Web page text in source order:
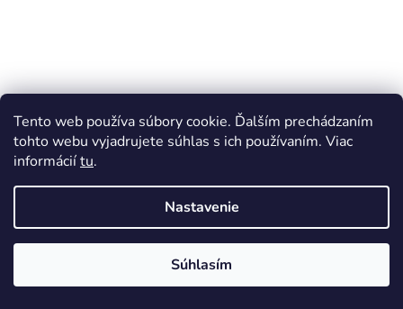
Tento web používa súbory cookie. Ďalším prechádzaním
tohto webu vyjadrujete súhlas s ich používaním. Viac
informáciítu.
Nastavenie
Súhlasím
Sklenený klubový tanier so zlatým lemom (podtanier)
Skladom
DO KOŠÍKA
Kód:247